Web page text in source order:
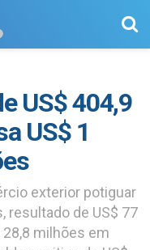
US$ 404,9
US$ 1
exterior potiguar
resultado de US$ 77
milhões em